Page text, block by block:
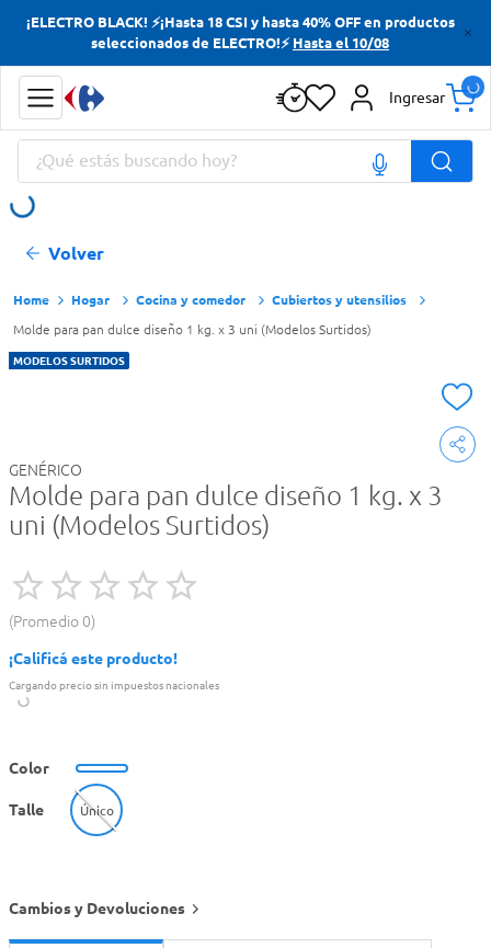
¡ELECTRO BLACK! ⚡¡Hasta 18 CSI y hasta 40% OFF en productos
seleccionados de ELECTRO!⚡ Hasta el 10/08
Ingresar
¿Qué estás buscando hoy?
Volver
Hogar Cocina y comedor Cubiertos y utensilios
Molde para pan dulce diseño 1 kg. x 3 uni (Modelos Surtidos)
MODELOS SURTIDOS
GENÉRICO
Molde para pan dulce diseño 1 kg. x 3
uni (Modelos Surtidos)
Promedio 0
¡Calificá este producto!
Cargando precio sin impuestos nacionales
Color
Talle Único
Cambios y Devoluciones
Términos más buscados
Yerba
Cerveza
Doves
Papas Fritas
Términos más buscados
Yerba
Cerveza
Doves